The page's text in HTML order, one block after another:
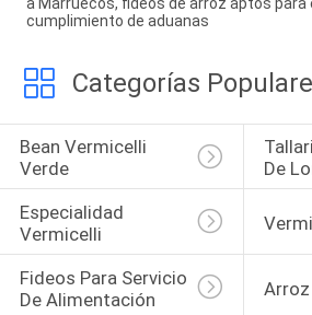
cumplimiento de aduanas
Categorías
Bean Vermicelli
Verde
De
Especialidad
Vermicelli
Fideos Para Servicio
De Alimentación